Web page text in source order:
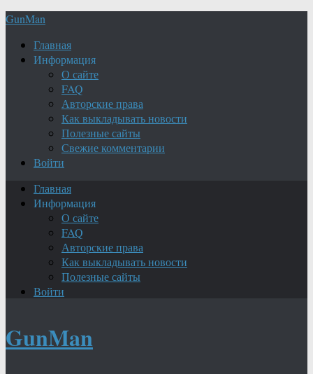
GunMan
Главная
Информация
О сайте
FAQ
Авторские права
Как выкладывать новости
Полезные сайты
Свежие комментарии
Войти
Главная
Информация
О сайте
FAQ
Авторские права
Как выкладывать новости
Полезные сайты
Войти
GunMan